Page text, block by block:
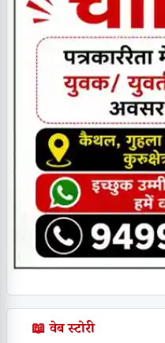
📖 वेब स्टोरी